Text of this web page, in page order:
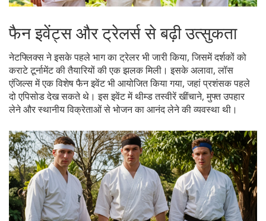
फैन इवेंट्स और ट्रेलर्स से बढ़ी उत्सुकता
नेटफ्लिक्स ने इसके पहले भाग का ट्रेलर भी जारी किया, जिसमें दर्शकों को
कराटे टूर्नामेंट की तैयारियों की एक झलक मिली। इसके अलावा, लॉस
एंजिल्स में एक विशेष फैन इवेंट भी आयोजित किया गया, जहां प्रशंसक पहले
दो एपिसोड देख सकते थे। इस इवेंट में थीम्ड तस्वीरें खींचाने, मुफ्त उपहार
लेने और स्थानीय विक्रेताओं से भोजन का आनंद लेने की व्यवस्था थी।